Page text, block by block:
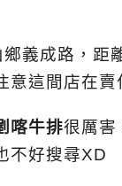
鄉義成路，距
意這間店在賣
喀牛排很厲害
不好搜尋XD